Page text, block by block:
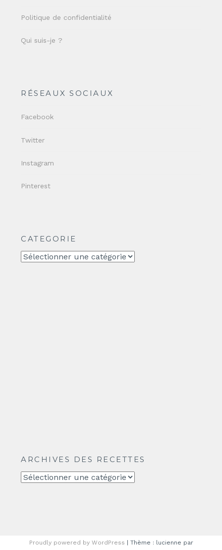
Politique de confidentialité
Qui suis-je ?
RÉSEAUX SOCIAUX
Facebook
Twitter
Instagram
Pinterest
CATEGORIE
CATEGORIE
ARCHIVES DES RECETTES
Archives
Proudly powered by WordPress
Thème : lucienne par